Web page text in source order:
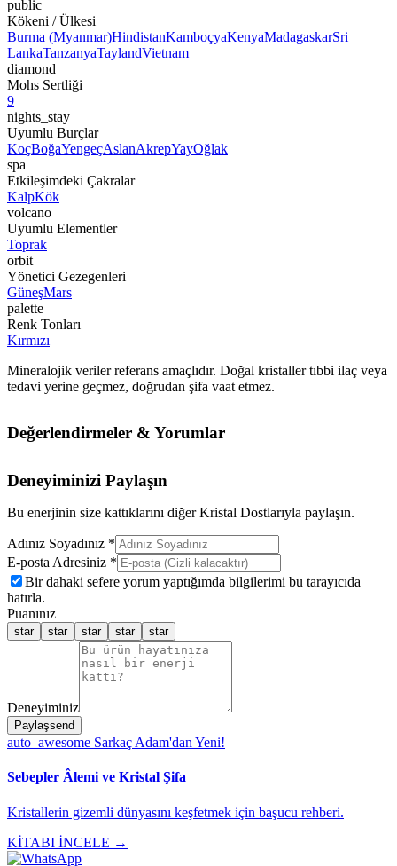
public
Kökeni / Ülkesi
Burma (Myanmar)HindistanKamboçyaKenyaMadagaskarSri
LankaTanzanyaTaylandVietnam
diamond
Mohs Sertliği
9
nights_stay
Uyumlu Burçlar
KoçBoğaYengeçAslanAkrepYayOğlak
spa
Etkileşimdeki Çakralar
KalpKök
volcano
Uyumlu Elementler
Toprak
orbit
Yönetici Gezegenleri
GüneşMars
palette
Renk Tonları
Kırmızı
Mineralojik veriler referans amaçlıdır. Doğal kristaller tıbbi ilaç veya
tedavi yerine geçmez, doğrudan şifa vaat etmez.
Değerlendirmeler & Yorumlar
Deneyiminizi Paylaşın
Bu enerjinin size kattıklarını diğer Kristal Dostlarıyla paylaşın.
Adınız Soyadınız *
E-posta Adresiniz *
Bir dahaki sefere yorum yaptığımda bilgilerimi bu tarayıcıda
hatırla.
Puanınız
star star star star star
Deneyiminiz
Paylaşsend
auto_awesome Sarkaç Adam'dan Yeni!
Sebepler Âlemi ve Kristal Şifa
Kristallerin gizemli dünyasını keşfetmek için başucu rehberi.
KİTABI İNCELE →